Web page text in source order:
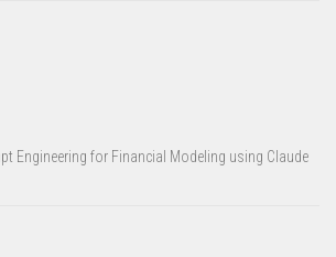
Engineering for Financial Modeling using Claude